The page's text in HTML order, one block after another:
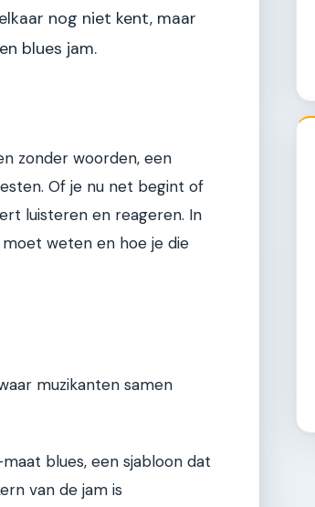
nog niet kent, maar
blues jam.
zonder woorden, een
Of je nu net begint of
luisteren en reageren. In
weten en hoe je die
muzikanten samen
blues, een sjabloon dat
van de jam is